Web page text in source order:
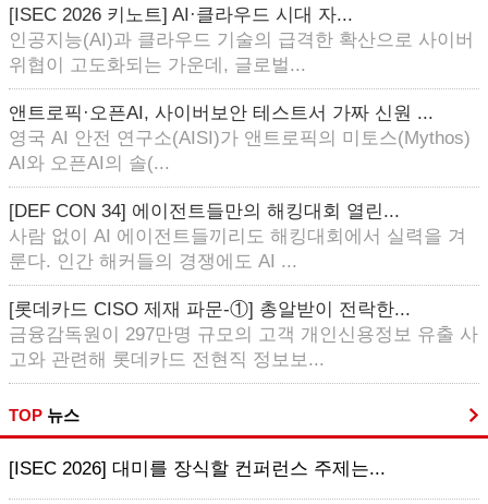
[ISEC 2026 키노트] AI·클라우드 시대 자...
인공지능(AI)과 클라우드 기술의 급격한 확산으로 사이버
위협이 고도화되는 가운데, 글로벌...
앤트로픽·오픈AI, 사이버보안 테스트서 가짜 신원 ...
영국 AI 안전 연구소(AISI)가 앤트로픽의 미토스(Mythos)
AI와 오픈AI의 솔(...
[DEF CON 34] 에이전트들만의 해킹대회 열린...
사람 없이 AI 에이전트들끼리도 해킹대회에서 실력을 겨
룬다. 인간 해커들의 경쟁에도 AI ...
[롯데카드 CISO 제재 파문-①] 총알받이 전락한...
금융감독원이 297만명 규모의 고객 개인신용정보 유출 사
고와 관련해 롯데카드 전현직 정보보...
TOP 뉴스
[ISEC 2026] 대미를 장식할 컨퍼런스 주제는...